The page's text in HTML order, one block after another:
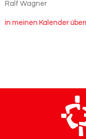
Ralf Wagner
in meinen Kalender